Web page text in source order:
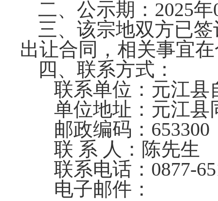
二、公示期： 2025年
三、该宗地双方已
出让合同，相关事宜
四、联系方式：
联系单位：元江县
单位地址：元江县
邮政编码： 653300
联 系 人：陈先生
联系电话： 0877-
电子邮件：